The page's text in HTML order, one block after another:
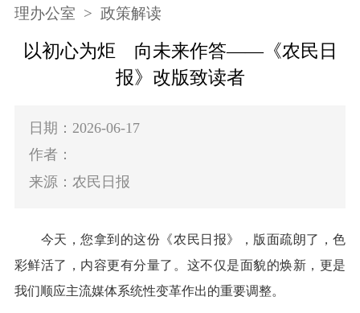
理办公室 > 政策解读
以初心为炬 向未来作答——《农民日
报》改版致读者
日期：2026-06-17
作者：
来源：农民日报
今天，您拿到的这份《农民日报》，版面疏朗了，色
彩鲜活了，内容更有分量了。这不仅是面貌的焕新，更是
我们顺应主流媒体系统性变革作出的重要调整。